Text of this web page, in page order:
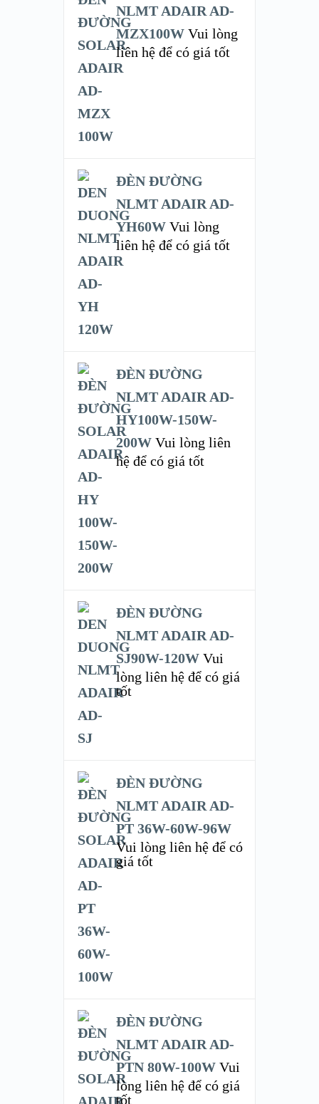
NLMT ADAIR AD-
MZX100W Vui lòng
liên hệ để có giá tốt
ĐÈN ĐƯỜNG
NLMT ADAIR AD-
YH60W Vui lòng
liên hệ để có giá tốt
ĐÈN ĐƯỜNG
NLMT ADAIR AD-
HY100W-150W-
200W Vui lòng liên
hệ để có giá tốt
ĐÈN ĐƯỜNG
NLMT ADAIR AD-
SJ90W-120W Vui
lòng liên hệ để có giá
tốt
ĐÈN ĐƯỜNG
NLMT ADAIR AD-
PT 36W-60W-96W
Vui lòng liên hệ để có
giá tốt
ĐÈN ĐƯỜNG
NLMT ADAIR AD-
PTN 80W-100W Vui
lòng liên hệ để có giá
tốt